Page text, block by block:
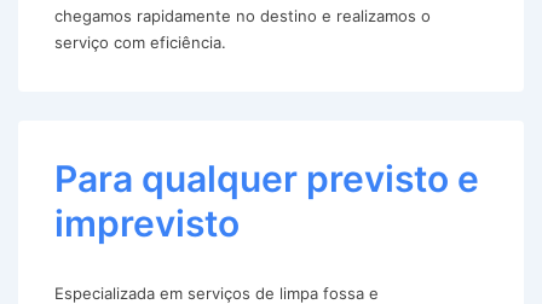
chegamos rapidamente no destino e realizamos o
serviço com eficiência.
Para qualquer previsto e
imprevisto
Especializada em serviços de limpa fossa e